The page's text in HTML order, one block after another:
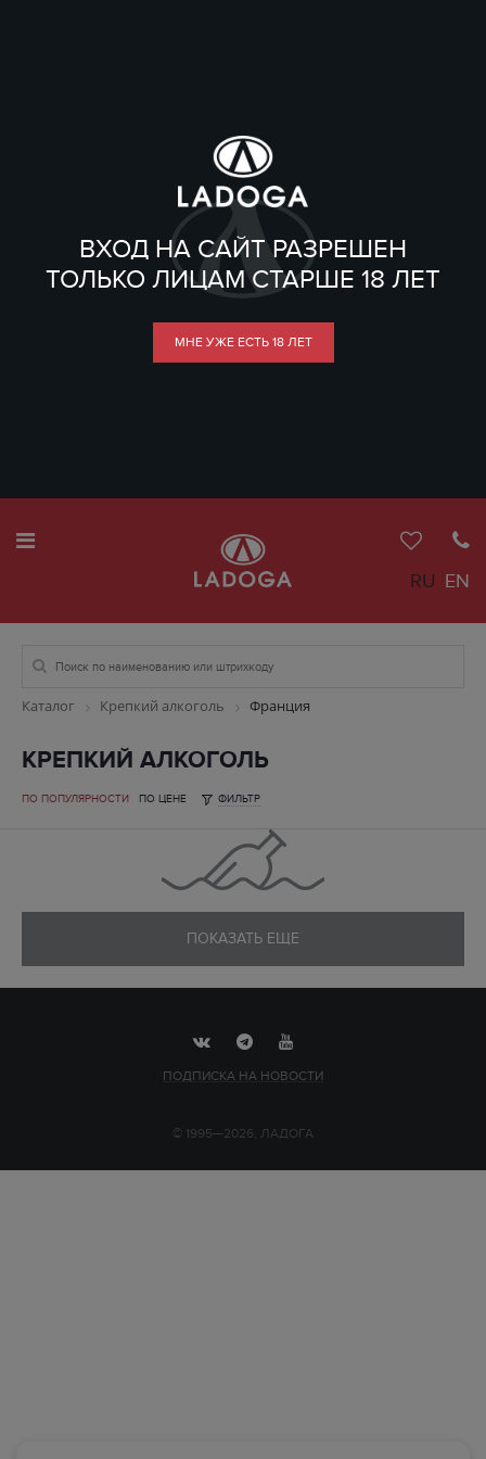
ВХОД НА САЙТ РАЗРЕШЕН
ТОЛЬКО ЛИЦАМ СТАРШЕ 18 ЛЕТ
МНЕ УЖЕ ЕСТЬ 18 ЛЕТ
RU EN
Каталог Крепкий алкоголь Франция
КРЕПКИЙ АЛКОГОЛЬ
ПО ПОПУЛЯРНОСТИ ПО ЦЕНЕ ФИЛЬТР
ПОКАЗАТЬ ЕЩЕ
ПОДПИСКА НА НОВОСТИ
© 1995—2026, ЛАДОГА